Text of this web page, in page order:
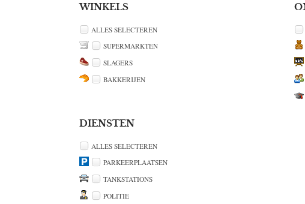
WINKELS
ALLES SELECTEREN
SUPERMARKTEN
SLAGERS
BAKKERIJEN
DIENSTEN
ALLES SELECTEREN
PARKEERPLAATSEN
TANKSTATIONS
POLITIE